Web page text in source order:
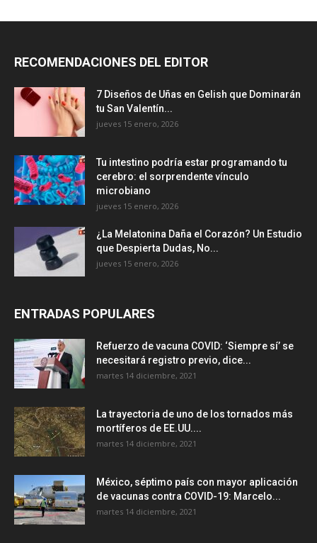
RECOMENDACIONES DEL EDITOR
7 Diseños de Uñas en Gelish que Dominarán
tu San Valentín...
jueves 15 enero, 2026
Tu intestino podría estar programando tu
cerebro: el sorprendente vínculo
microbiano
jueves 15 enero, 2026
¿La Melatonina Daña el Corazón? Un Estudio
que Despierta Dudas, No...
jueves 15 enero, 2026
ENTRADAS POPULARES
Refuerzo de vacuna COVID: ‘Siempre sí’ se
necesitará registro previo, dice...
martes 14 diciembre, 2021
La trayectoria de uno de los tornados más
mortíferos de EE.UU....
martes 14 diciembre, 2021
México, séptimo país con mayor aplicación
de vacunas contra COVID-19: Marcelo...
martes 14 diciembre, 2021